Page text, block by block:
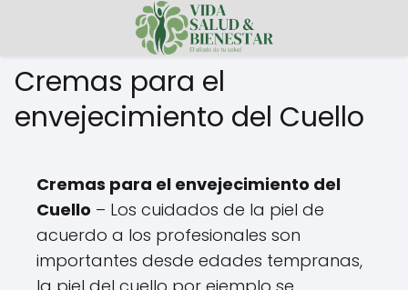
Cremas para el
envejecimiento del Cuello
Cremas para el envejecimiento del
Cuello – Los cuidados de la piel de
acuerdo a los profesionales son
importantes desde edades tempranas,